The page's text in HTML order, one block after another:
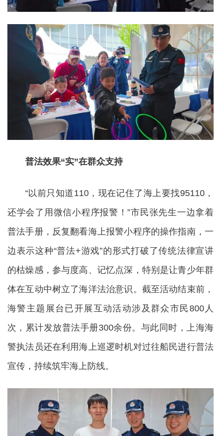
普法效果“实”在群众支持
“以前只知道110，现在记住了海上要找95110，
还学会了用微信小程序报警！”市民张先生一边拿着
普法手册，反复翻看海上报警小程序的操作指南，一
边表示这种“普法+游戏”的形式打破了传统法律宣讲
的枯燥感，参与度高、记忆点深，特别是让青少年群
体在互动中树立了海洋法治意识。截至活动结束前，
海警主题展台已开展互动活动涉及群众市民800人
次，累计发放普法手册300余份。与此同时，上海海
警执法员还在利用海上巡逻时机对过往船民进行普法
宣传，持续筑牢海上防线。